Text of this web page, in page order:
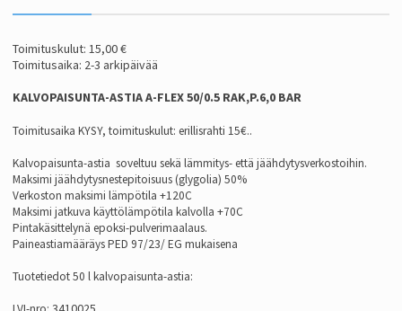
Toimituskulut: 15,00 €
Toimitusaika: 2-3 arkipäivää
KALVOPAISUNTA-ASTIA A-FLEX 50/0.5 RAK,P.6,0 BAR
Toimitusaika KYSY, toimituskulut: erillisrahti 15€..
Kalvopaisunta-astia soveltuu sekä lämmitys- että jäähdytysverkostoihin.
Maksimi jäähdytysnestepitoisuus (glygolia) 50%
Verkoston maksimi lämpötila +120C
Maksimi jatkuva käyttölämpötila kalvolla +70C
Pintakäsittelynä epoksi-pulverimaalaus.
Paineastiamääräys PED 97/23/ EG mukaisena
Tuotetiedot 50 l kalvopaisunta-astia: